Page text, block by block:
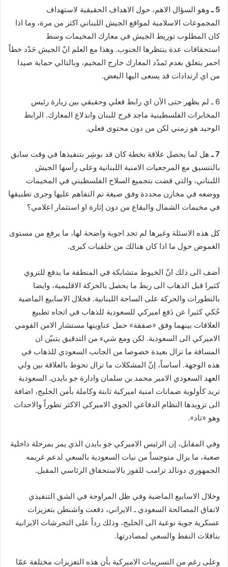
5 ـ وهو السؤال الاهم، حول الاهداف الحقيقية لاستهداف
المجموعات الاسلامية لمواقع الجيش اللبناني اكثر من مرة، وما اذا
كان المطلوب توريط الجيش في معارك المخيمات وسط
استحقاقات عدة ينتظرها الجنوب. وهذا مع العلم انّ الجيش حَدّد خطاً
احمر يتعلق بعدم تَمدّد المعارك خارج المخيم، وبالتالي حماية صيدا
من اي ارتدادات قد يسعى اليها البعض.
6 ـ لم يظهر حتى الآن اي رابط فعلي وحقيقي بين زيارة رئيس
المخابرات الفلسطينية ماجد فرج للبنان واندلاع المعارك. الرابط
الوحيد هو زمني لكن من دون محتوى فعلي.
7 ـ هل لما يحصل علاقة بخطة كان قد بوشِر بتنفيذها في وقت سابق
بالتنسيق مع المرجعيات الامنية اللبنانية وعلى رأسها الجيش
اللبناني، والتي قضت بتجميع السلاح الفلسطيني في المخيمات
ووضعه في مخازن محددة وفق صيغة تم التفاهم عليها وجرى تطبيقها
في مخيمات الشمال والبقاع من دون إثارة او استثمار اعلامي؟
كل هذه الاسئلة وغيرها لم تجد اجوبة واضحة لها، ما يرفع من مستوى
الغموض حول ما اذا كان هنالك من خلفيات كبرى.
أضف الى ذلك انّ الخيوط متشابكة في المنطقة ما يدفع للتروي
كثيرا قبل الذهاب الى ربط ما يحصل بالحركة الاقليمية، وايضا
بالتطورات والحركة على الساحة اللبنانية. فخلال الاسابيع الماضية
حُكي كثيرا عن دَفع اميركي للسعودية للذهاب في اتجاه تطبيع
العلاقات بينهما وفق «صفقة» حمل عناوينها مستشار الامن القومي
الاميركي الى السعودية. لكن ومع شيء من التدقيق يتبيّن ان
المسافة ما تزال بعيدة خصوصا من الجانب السعودي للذهاب في
هذه الوجهة. أساساً، إنّ المشكلات ما تزال تحوط بالعلاقة بين ولي
العهد السعودي الامير محمد بن سلمان وادارة جو بايدن. السعودية
تريد كأولوية ضمانات امنية اميركية ثابتة وكاملة بأمن الخليج، اضافة
الى تزويدها النظام الدفاعي الجوي الاميركي الاكثر تطوراً والاحداث
وهو «تاد».
وفي المقابل، إن الرئيس الاميركي جو بايدن الذي يمر بمرحلة داخلية
صعبة، ما يزال متوجساً من نيات السعودية بالسعي لدعم غريمه
الجمهوري دونالد ترامب للفوز بالاستحقاق الرئاسي المقبل.
وخلال الاسابيع الماضية وفي ظل المراوحة في الشق التنفيذي
لاتفاق المصالحة السعودي ـ الايراني، دفعت واشنطن بتعزيزات
عسكرية جوية نوعية الى الخليج، وذلك رداً على التحرشات الايرانية
بناقلات النفط والسعي لمصادرتها.
وعلى رغم من التسريبات الاميركية بأن هذه التعزيزات مختلفة عمّا